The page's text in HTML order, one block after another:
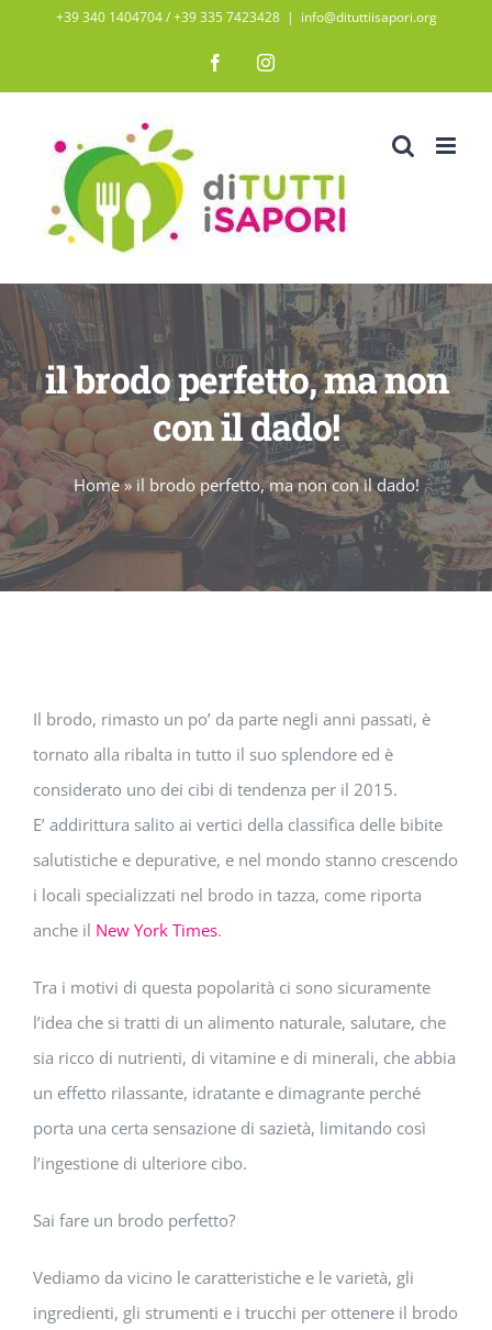
contenuto
+39 340 1404704 / ‭+39 335 7423428‬ | info@dituttiisapori.org
FacebookInstagram
il brodo perfetto, ma non
con il dado!
Home» il brodo perfetto, ma non con il dado!
Il brodo, rimasto un po’ da parte negli anni passati, è
tornato alla ribalta in tutto il suo splendore ed è
considerato uno dei cibi di tendenza per il 2015.
E’ addirittura salito ai vertici della classifica delle bibite
salutistiche e depurative, e nel mondo stanno crescendo
i locali specializzati nel brodo in tazza, come riporta
anche il New York Times.
Tra i motivi di questa popolarità ci sono sicuramente
l’idea che si tratti di un alimento naturale, salutare, che
sia ricco di nutrienti, di vitamine e di minerali, che abbia
un effetto rilassante, idratante e dimagrante perché
porta una certa sensazione di sazietà, limitando così
l’ingestione di ulteriore cibo.
Sai fare un brodo perfetto?
Vediamo da vicino le caratteristiche e le varietà, gli
ingredienti, gli strumenti e i trucchi per ottenere il brodo